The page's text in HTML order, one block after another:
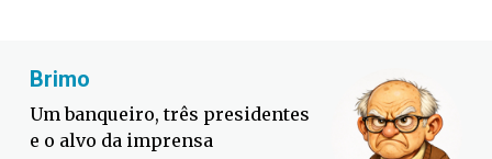
Fabiano Bordignon
Defesa Civil lança campanha
contra o El Niño em SC